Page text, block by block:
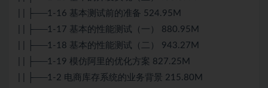
| | ├──1-16 基本测试前的准备 524.95M
| | ├──1-17 基本的性能测试（一） 880.95M
| | ├──1-18 基本的性能测试（二） 943.27M
| | ├──1-19 模仿阿里的优化方案 827.25M
| | ├──1-2 电商库存系统的业务背景 215.80M